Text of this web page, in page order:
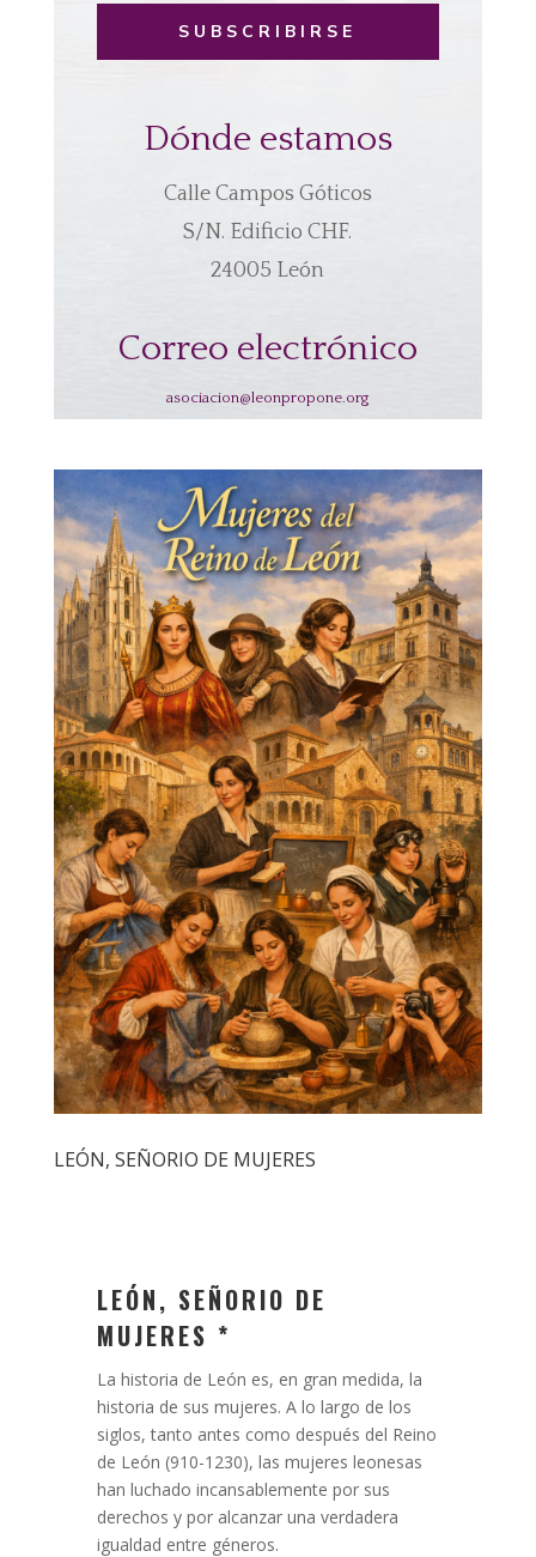
SUBSCRIBIRSE
Dónde estamos
Calle Campos Góticos
S/N. Edificio CHF.
24005 León
Correo electrónico
asociacion@leonpropone.org
LEÓN, SEÑORIO DE MUJERES
LEÓN, SEÑORIO DE
MUJERES *
La historia de León es, en gran medida, la
historia de sus mujeres. A lo largo de los
siglos, tanto antes como después del Reino
de León (910-1230), las mujeres leonesas
han luchado incansablemente por sus
derechos y por alcanzar una verdadera
igualdad entre géneros.